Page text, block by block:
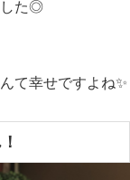
した◎
て幸せですよね✨